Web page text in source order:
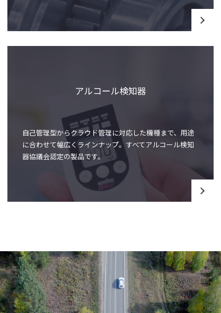
アルコール検知器
自己管理型からクラウド管理に対応した機種まで、用途
に合わせて幅広くラインナップ。すべてアルコール検知
器協議会認定の製品です。